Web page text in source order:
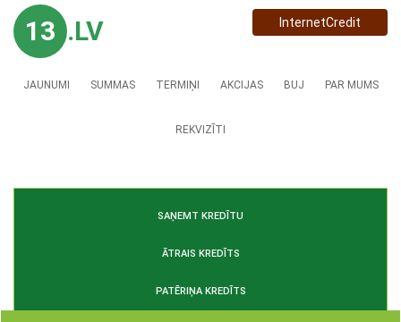
13 .LV InternetCredit
JAUNUMI SUMMAS TERMIŅI AKCIJAS BUJ PAR MUMS
REKVIZĪTI
SAŅEMT KREDĪTU
ĀTRAIS KREDĪTS
PATĒRIŅA KREDĪTS